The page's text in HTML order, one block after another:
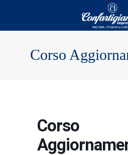
Corso
Corso